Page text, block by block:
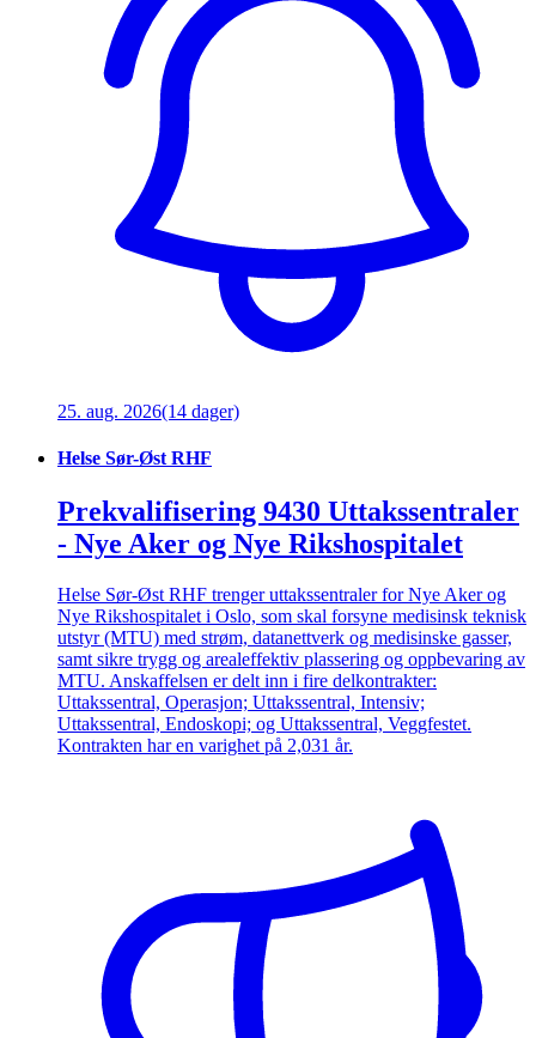
25. aug. 2026(14 dager)
Helse Sør-Øst RHF
Prekvalifisering 9430 Uttakssentraler
- Nye Aker og Nye Rikshospitalet
Helse Sør-Øst RHF trenger uttakssentraler for Nye Aker og
Nye Rikshospitalet i Oslo, som skal forsyne medisinsk teknisk
utstyr (MTU) med strøm, datanettverk og medisinske gasser,
samt sikre trygg og arealeffektiv plassering og oppbevaring av
MTU. Anskaffelsen er delt inn i fire delkontrakter:
Uttakssentral, Operasjon; Uttakssentral, Intensiv;
Uttakssentral, Endoskopi; og Uttakssentral, Veggfestet.
Kontrakten har en varighet på 2,031 år.